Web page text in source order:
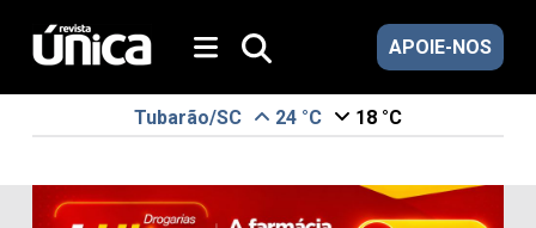
APOIE-NOS
Tubarão/SC 24 °C 18 °C